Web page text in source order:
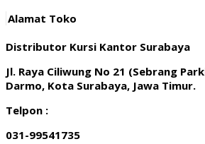
Alamat Toko
Distributor Kursi Kantor Surabaya
Jl. Raya Ciliwung No 21 (Sebrang
Darmo, Kota Surabaya, Jawa Timur.
Telpon :
031-99541735